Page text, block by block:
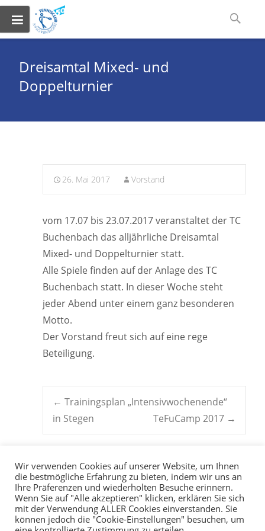
to
content
Suchen
Dreisamtal Mixed- und
Doppelturnier
26. Mai 2017 Vorstand
vom 17.07 bis 23.07.2017 veranstaltet der TC
Buchenbach das alljährliche Dreisamtal
Mixed- und Doppelturnier statt.
Alle Spiele finden auf der Anlage des TC
Buchenbach statt. In dieser Woche steht
jeder Abend unter einem ganz besonderen
Motto.
Der Vorstand freut sich auf eine rege
Beteiligung.
Post
navigation
← Trainingsplan „Intensivwochenende“
in Stegen
TeFuCamp 2017 →
Wir verwenden Cookies auf unserer Website, um Ihnen
die bestmögliche Erfahrung zu bieten, indem wir uns an
Ihre Präferenzen und wiederholten Besuche erinnern.
Wenn Sie auf "Alle akzeptieren" klicken, erklären Sie sich
mit der Verwendung ALLER Cookies einverstanden. Sie
können jedoch die "Cookie-Einstellungen" besuchen, um